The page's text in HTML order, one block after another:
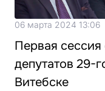
06 марта 2024 13:06
Первая сессия
депутатов 29-
Витебске